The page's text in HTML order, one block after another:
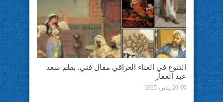
التنوع في الغناء العراقي مقال فني. بقلم سعد
عبد الغفار
20 يناير، 2025